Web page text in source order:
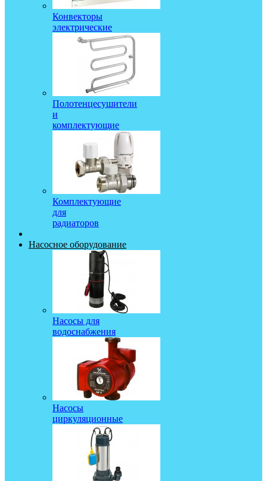
Конвекторы
электрические
Полотенцесушители
и
комплектующие
Комплектующие
для
радиаторов
Насосное оборудование
Насосы для
водоснабжения
Насосы
циркуляционные